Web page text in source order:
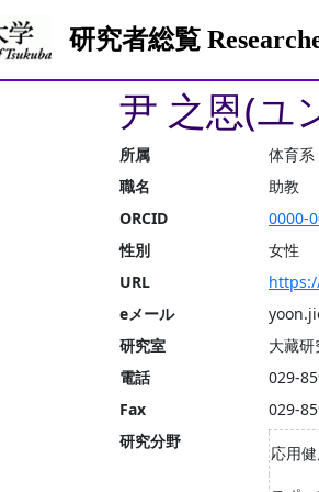
研究者総覧
尹 之恩(ユ
所属
体育系
職名
助教
ORCID
0000-
性別
女性
URL
eメール
研究室
大藏研
電話
029-
Fax
029-
研究分野
応用